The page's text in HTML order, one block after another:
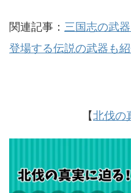
関連記事： 三国志の武
登場する伝説の武器も紹
【北伐の